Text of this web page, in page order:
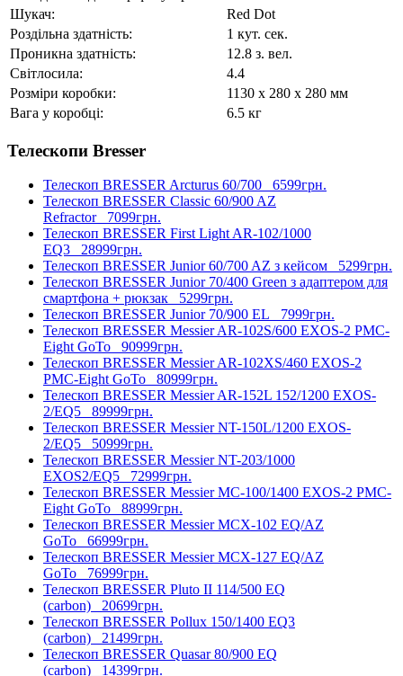
Шукач:
Red Dot
Роздільна здатність:
1 кут. сек.
Проникна здатність:
12.8 з. вел.
Світлосила:
4.4
Розміри коробки:
1130 x 280 x 280 мм
Вага у коробці:
6.5 кг
Телескопи Bresser
Телескоп BRESSER Arcturus 60/700 6599грн.
Телескоп BRESSER Classic 60/900 AZ
Refractor 7099грн.
Телескоп BRESSER First Light AR-102/1000
EQ3 28999грн.
Телескоп BRESSER Junior 60/700 AZ з кейсом 5299грн.
Телескоп BRESSER Junior 70/400 Green з адаптером для
смартфона + рюкзак 5299грн.
Телескоп BRESSER Junior 70/900 EL 7999грн.
Телескоп BRESSER Messier AR-102S/600 EXOS-2 PMC-
Eight GoTo 90999грн.
Телескоп BRESSER Messier AR-102XS/460 EXOS-2
PMC-Eight GoTo 80999грн.
Телескоп BRESSER Messier AR-152L 152/1200 EXOS-
2/EQ5 89999грн.
Телескоп BRESSER Messier NT-150L/1200 EXOS-
2/EQ5 50999грн.
Телескоп BRESSER Messier NT-203/1000
EXOS2/EQ5 72999грн.
Телескоп BRESSER Messier МС-100/1400 EXOS-2 PMC-
Eight GoTo 88999грн.
Телескоп BRESSER Messier МСX-102 EQ/AZ
GoTo 66999грн.
Телескоп BRESSER Messier МСX-127 EQ/AZ
GoTo 76999грн.
Телескоп BRESSER Pluto II 114/500 EQ
(carbon) 20699грн.
Телескоп BRESSER Pollux 150/1400 EQ3
(carbon) 21499грн.
Телескоп BRESSER Quasar 80/900 EQ
(carbon) 14399грн.